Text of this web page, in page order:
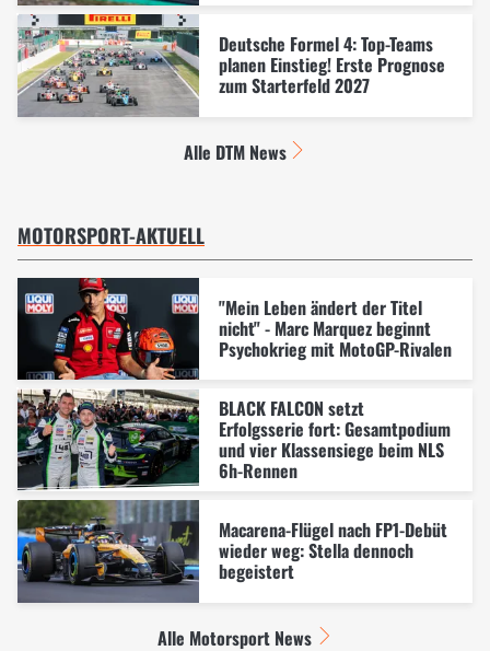
Deutsche Formel 4: Top-Teams
planen Einstieg! Erste Prognose
zum Starterfeld 2027
Alle DTM News
MOTORSPORT-AKTUELL
"Mein Leben ändert der Titel
nicht" - Marc Marquez beginnt
Psychokrieg mit MotoGP-Rivalen
BLACK FALCON setzt
Erfolgsserie fort: Gesamtpodium
und vier Klassensiege beim NLS
6h-Rennen
Macarena-Flügel nach FP1-Debüt
wieder weg: Stella dennoch
begeistert
Alle Motorsport News